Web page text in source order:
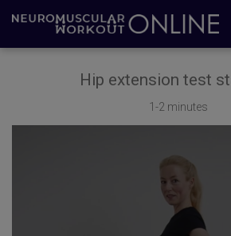
Hip extension test
1-2 minutes